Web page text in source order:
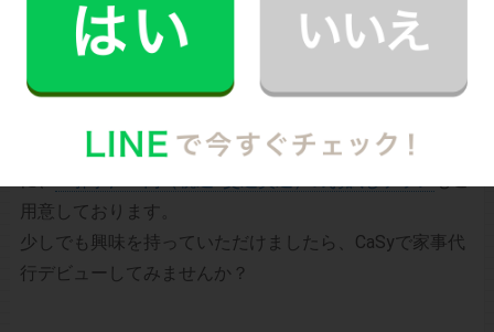
スマホだけで24時間365日依頼可能
（電話･事前訪問なし）
スタッフ･お客様双方への本人確認で安全
い…、どんなスタッフが来るのか不安…といった方のため
用意しております。
少しでも興味を持っていただけましたら、CaSyで家事代
行デビューしてみませんか？